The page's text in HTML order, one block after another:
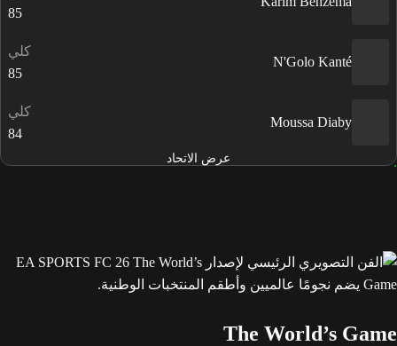
85
N'Golo Kanté
كلي
85
Moussa Diaby
كلي
84
عرض الاتحاد
The World’s Game